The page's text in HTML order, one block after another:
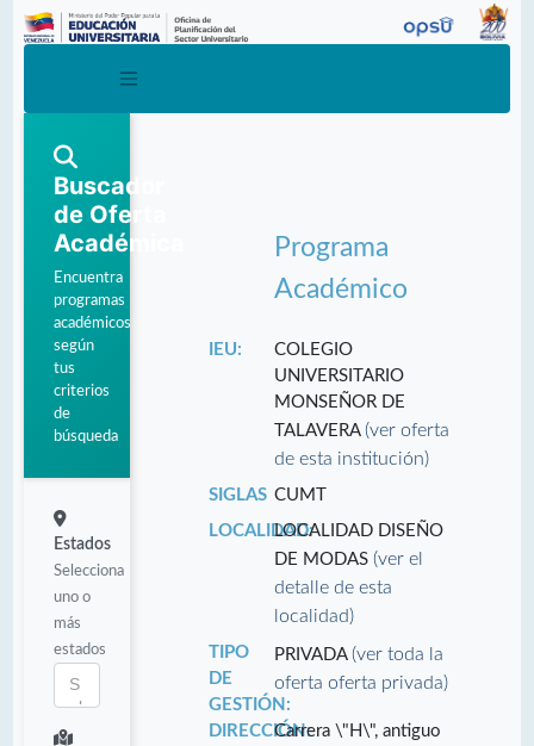
Buscador
de Oferta
Académica
Encuentra
programas
académicos
según
tus
criterios
de
búsqueda
Estados
Selecciona
uno o
más
estados
Programa
Académico
IEU:
COLEGIO
UNIVERSITARIO
MONSEÑOR DE
TALAVERA(ver oferta
de esta institución)
SIGLAS CUMT
LOCALIDAD:LOCALIDAD DISEÑO
DE MODAS(ver el
detalle de esta
localidad)
TIPO
DE
GESTIÓN:
PRIVADA(ver toda la
oferta oferta privada)
DIRECCIÓN:Carrera \"H\", antiguo